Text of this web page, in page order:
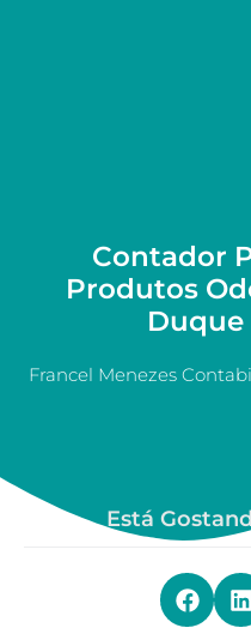
Contador
Produtos
Duque
Francel Menezes
Está